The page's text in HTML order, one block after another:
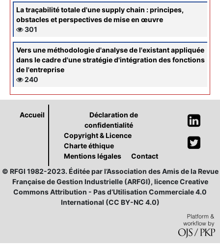
La traçabilité totale d'une supply chain : principes,
obstacles et perspectives de mise en œuvre
301
Vers une méthodologie d'analyse de l'existant appliquée
dans le cadre d'une stratégie d'intégration des fonctions
de l'entreprise
240
Accueil
Déclaration de
confidentialité
Copyright & Licence
Charte éthique
Mentions légales
Contact
© RFGI 1982-2023. Éditée par l’Association des Amis de la Revue
Française de Gestion Industrielle (ARFGI), licence Creative
Commons Attribution - Pas d’Utilisation Commerciale 4.0
International (CC BY-NC 4.0)